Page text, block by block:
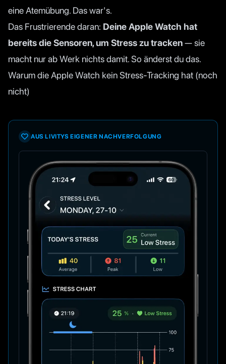
eine Atemübung. Das war's.
Das Frustrierende daran: Deine Apple Watch hat
bereits die Sensoren, um Stress zu tracken— sie
macht nur ab Werk nichts damit. So änderst du das.
Warum die Apple Watch kein Stress-Tracking hat (noch
nicht)
AUS LIVITYS EIGENER NACHVERFOLGUNG